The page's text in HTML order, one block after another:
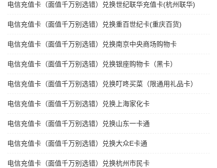
电信充值卡（面值千万别选错）兑换世纪联华充值卡(杭州联华)
电信充值卡（面值千万别选错）兑换重百世纪卡(重庆百货)
电信充值卡（面值千万别选错）兑换南京中央商场购物卡
电信充值卡（面值千万别选错）兑换银座购物卡（黑卡）
电信充值卡（面值千万别选错）兑换叮咚买菜（限通用礼品卡）
电信充值卡（面值千万别选错）兑换上海家化卡
电信充值卡（面值千万别选错）兑换山东一卡通
电信充值卡（面值千万别选错）兑换大众E卡通
电信充值卡（面值千万别选错）兑换杭州市民卡